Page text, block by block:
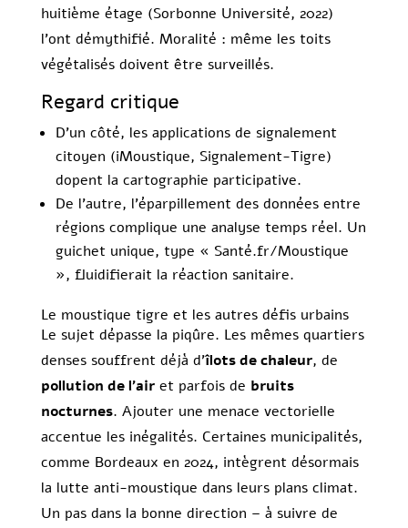
huitième étage (Sorbonne Université, 2022)
l’ont démythifié. Moralité : même les toits
végétalisés doivent être surveillés.
Regard critique
D’un côté, les applications de signalement
citoyen (iMoustique, Signalement-Tigre)
dopent la cartographie participative.
De l’autre, l’éparpillement des données entre
régions complique une analyse temps réel. Un
guichet unique, type « Santé.fr/Moustique
», fluidifierait la réaction sanitaire.
Le moustique tigre et les autres défis urbains
Le sujet dépasse la piqûre. Les mêmes quartiers
denses souffrent déjà d’îlots de chaleur, de
pollution de l’airet parfois de bruits
nocturnes. Ajouter une menace vectorielle
accentue les inégalités. Certaines municipalités,
comme Bordeaux en 2024, intègrent désormais
la lutte anti-moustique dans leurs plans climat.
Un pas dans la bonne direction – à suivre de